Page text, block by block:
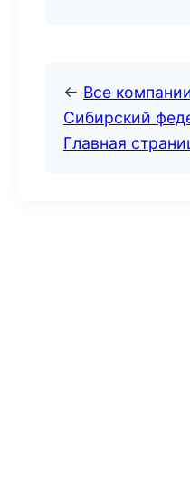
← Все
Сибирский
Главная